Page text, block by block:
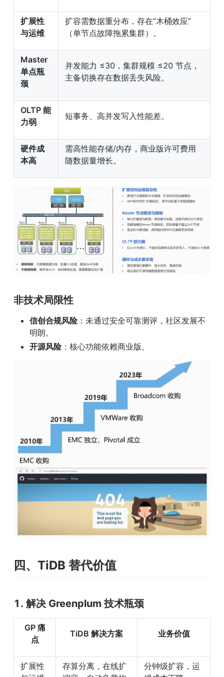
扩展性
与运维
扩容需数据重分布，存在“木桶效应”
（单节点故障拖累集群）。
Master
单点瓶
颈
并发能力 ≤30，集群规模 ≤20 节点，
主备切换存在数据丢失风险。
OLTP 能
力弱
短事务、高并发写入性能差。
硬件成
本高
需高性能存储/内存，商业版许可费用
随数据量增长。
非技术局限性
信创合规风险：未通过安全可靠测评，社区发展不
明朗。
开源风险：核心功能依赖商业版。
四、TiDB 替代价值
1. 解决 Greenplum 技术瓶颈
GP 痛
点
TiDB 解决方案 业务价值
扩展性
存算分离，在线扩
分钟级扩容，运